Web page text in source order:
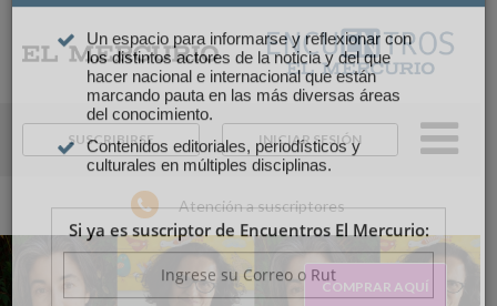
SUSCRIBIRSE INICIAR SESIÓN
Atención a suscriptores
COMPRAR AQUÍ
Suscríbase y continúe
informándose sin límites.
×
Un espacio para informarse y reflexionar con
los distintos actores de la noticia y del que
hacer nacional e internacional que están
marcando pauta en las más diversas áreas
del conocimiento.
Contenidos editoriales, periodísticos y
culturales en múltiples disciplinas.